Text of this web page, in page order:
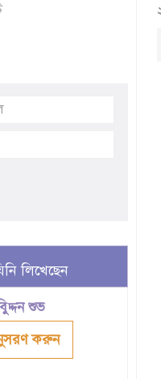
লিখেছেন
শুভ
করুন